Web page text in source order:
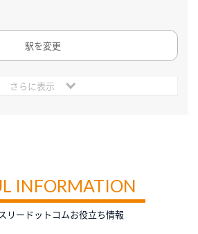
駅を変更
さらに表示
INFORMATION
リードットコムお役立ち情報